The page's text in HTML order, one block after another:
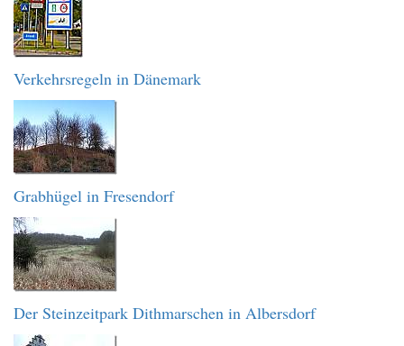
Verkehrsregeln in Dänemark
Grabhügel in Fresendorf
Der Steinzeitpark Dithmarschen in Albersdorf